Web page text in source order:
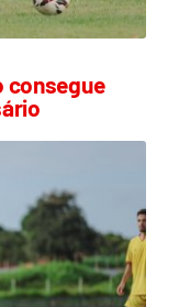
consegue